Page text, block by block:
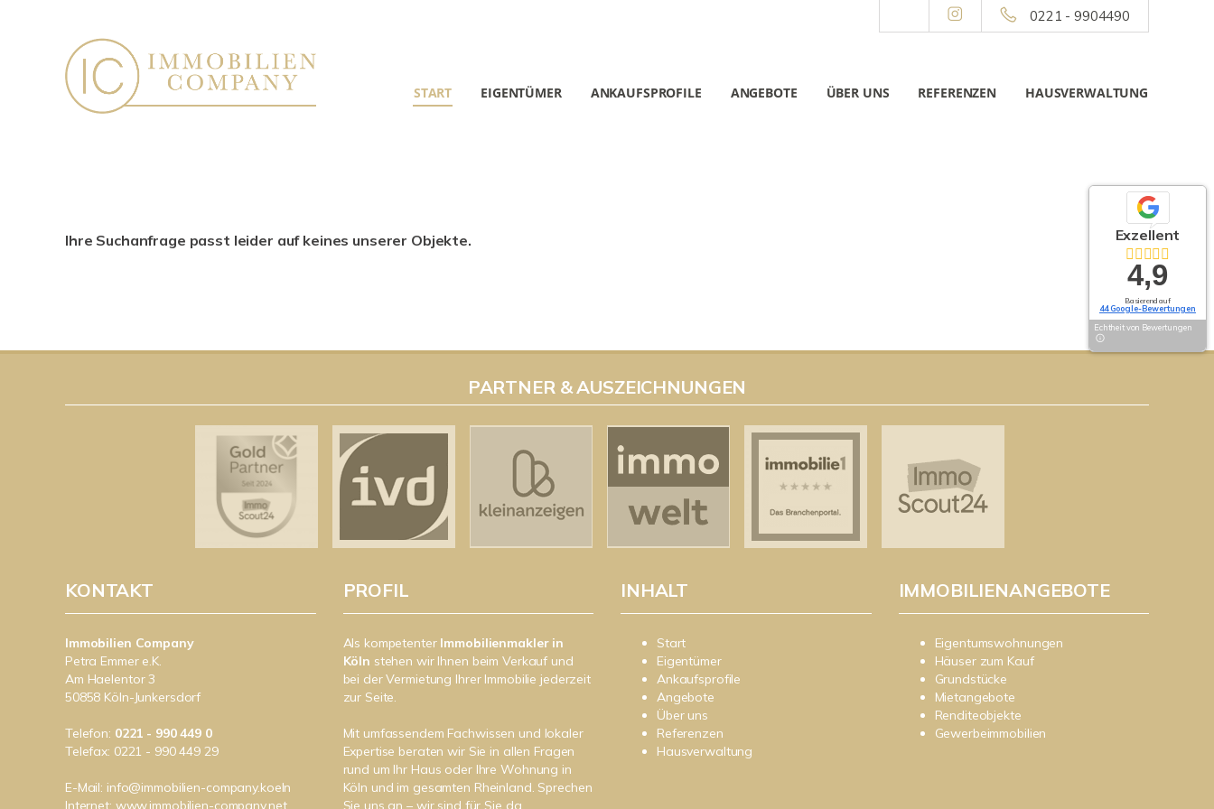
0221 - 9904490
START EIGENTÜMER ANKAUFSPROFILE ANGEBOTE ÜBER UNS REFERENZEN HAUSVERWALTUNG
Ihre Suchanfrage passt leider auf keines unserer Objekte. Exzellent
4,9
Basierend auf
44 Google-Bewertungen
Echtheit von Bewertungen
PARTNER & AUSZEICHNUNGEN
KONTAKT
Immobilien Company
Petra Emmer e.K.
Am Haelentor 3
50858 Köln-Junkersdorf
Telefon: 0221 - 990 449 0
Telefax: 0221 - 990 449 29
E-Mail: info@immobilien-company.koeln
Internet: www.immobilien-company.net
PROFIL
Als kompetenter Immobilienmakler in
Köln stehen wir Ihnen beim Verkauf und
bei der Vermietung Ihrer Immobilie jederzeit
zur Seite.
Mit umfassendem Fachwissen und lokaler
Expertise beraten wir Sie in allen Fragen
rund um Ihr Haus oder Ihre Wohnung in
Köln und im gesamten Rheinland. Sprechen
Sie uns an – wir sind für Sie da.
INHALT
Start
Eigentümer
Ankaufsprofile
Angebote
Über uns
Referenzen
Hausverwaltung
IMMOBILIENANGEBOTE
Eigentumswohnungen
Häuser zum Kauf
Grundstücke
Mietangebote
Renditeobjekte
Gewerbeimmobilien